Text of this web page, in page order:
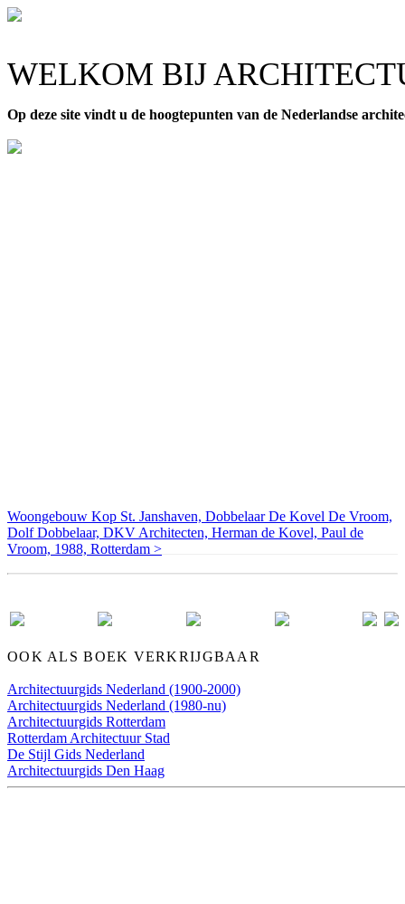
WELKOM BIJ
Op deze site vindt u de hoogtepunten van de Nederlandse
Woongebouw Kop St. Janshaven, Dobbelaar De Kovel De Vroom,
Dolf Dobbelaar, DKV Architecten, Herman de Kovel, Paul de
Vroom, 1988, Rotterdam >
OOK ALS BOEK VERKRIJGBAAR
Architectuurgids Nederland (1900-2000)
Architectuurgids Nederland (1980-nu)
Architectuurgids Rotterdam
Rotterdam Architectuur Stad
De Stijl Gids Nederland
Architectuurgids Den Haag